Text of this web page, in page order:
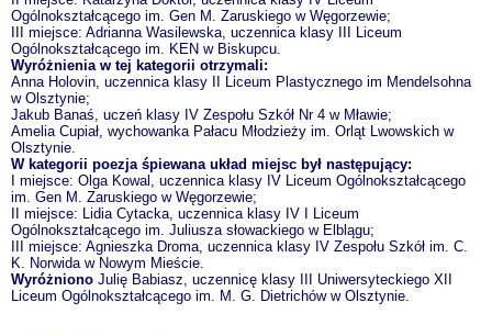
Ogólnokształcącego im. Gen M. Zaruskiego w Węgorzewie;
III miejsce: Adrianna Wasilewska, uczennica klasy III Liceum
Ogólnokształcącego im. KEN w Biskupcu.
Wyróżnienia w tej kategorii otrzymali:
Anna Holovin, uczennica klasy II Liceum Plastycznego im Mendelsohna
w Olsztynie;
Jakub Banaś, uczeń klasy IV Zespołu Szkół Nr 4 w Mławie;
Amelia Cupiał, wychowanka Pałacu Młodzieży im. Orląt Lwowskich w
Olsztynie.
W kategorii poezja śpiewana układ miejsc był następujący:
I miejsce: Olga Kowal, uczennica klasy IV Liceum Ogólnokształcącego
im. Gen M. Zaruskiego w Węgorzewie;
II miejsce: Lidia Cytacka, uczennica klasy IV I Liceum
Ogólnokształcącego im. Juliusza słowackiego w Elblągu;
III miejsce: Agnieszka Droma, uczennica klasy IV Zespołu Szkół im. C.
K. Norwida w Nowym Mieście.
Wyróżniono Julię Babiasz, uczennicę klasy III Uniwersyteckiego XII
Liceum Ogólnokształcącego im. M. G. Dietrichów w Olsztynie.